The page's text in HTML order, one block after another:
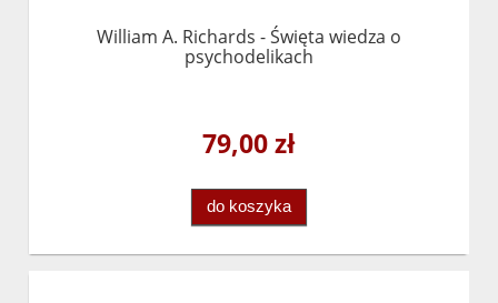
William A. Richards - Święta wiedza o
psychodelikach
79,00 zł
do koszyka